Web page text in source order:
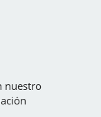
nuestro